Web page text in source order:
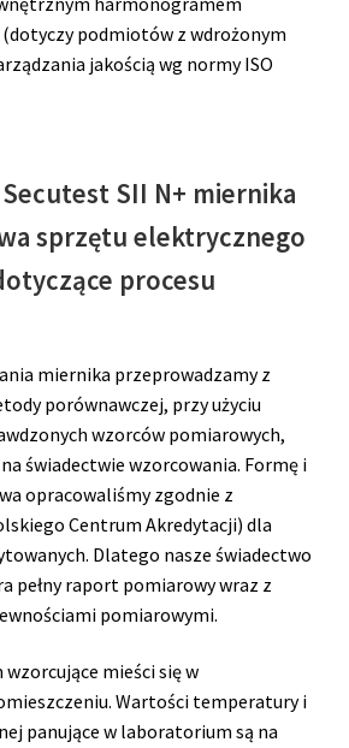
podmiotów z wdrożonym
jakością wg normy ISO
Secutest SII N+ miernika
sprzętu elektrycznego
procesu
miernika przeprowadzamy z
porównawczej, przy użyciu
wzorców pomiarowych,
świadectwie wzorcowania. Formę i
opracowaliśmy zgodnie z
Centrum Akredytacji) dla
Dlatego nasze świadectwo
pełny raport pomiarowy wraz z
pomiarowymi.
mieści się w
Wartości temperatury i
panujące w laboratorium są na